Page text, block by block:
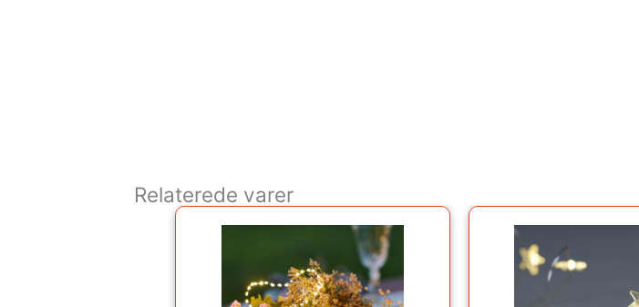
Relaterede varer